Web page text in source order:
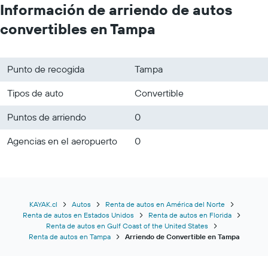
Información de arriendo de autos
convertibles en Tampa
Punto de recogida
Tampa
Tipos de auto
Convertible
Puntos de arriendo
0
Agencias en el aeropuerto
0
KAYAK.cl Autos
Renta de autos en América del Norte
Renta de autos en Estados Unidos
Renta de autos en Florida
Renta de autos en Gulf Coast of the United States
Renta de autos en Tampa
Arriendo de Convertible en Tampa